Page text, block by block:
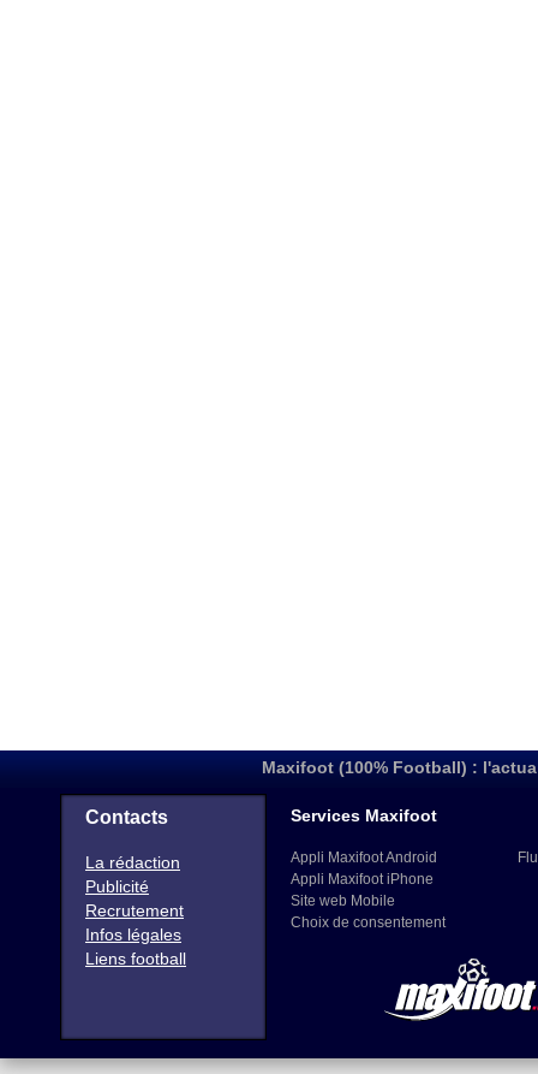
Maxifoot (100% Football) :
Contacts
La rédaction
Publicité
Recrutement
Infos légales
Liens football
Services Maxifoot
Appli Maxifoot Android
Appli Maxifoot iPhone
Site web Mobile
Choix de consentement